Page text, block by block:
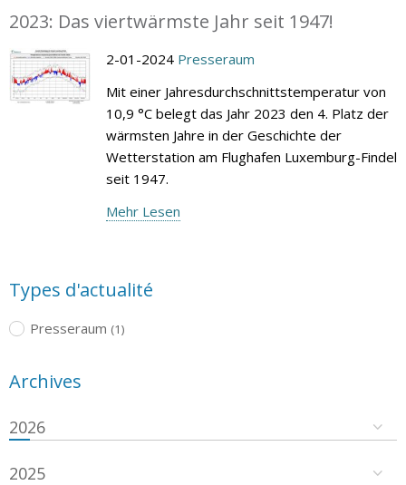
2023: Das viertwärmste Jahr seit 1947!
2-01-2024 Presseraum
Mit einer Jahresdurchschnittstemperatur von
10,9 °C belegt das Jahr 2023 den 4. Platz der
wärmsten Jahre in der Geschichte der
Wetterstation am Flughafen Luxemburg-Findel
seit 1947.
Mehr Lesen
Types d'actualité
Presseraum (1)
Archives
2026
2025